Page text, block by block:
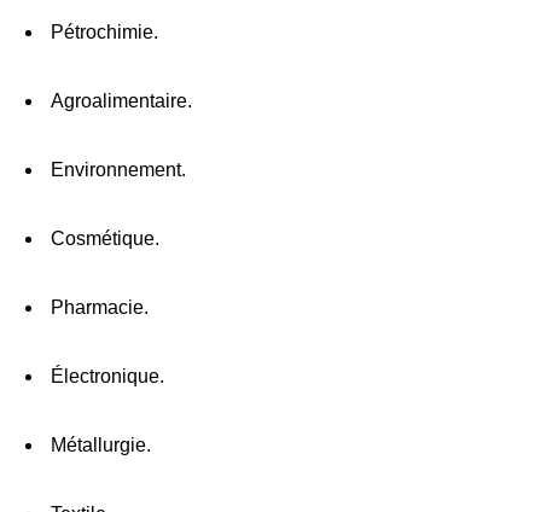
Pétrochimie.
Agroalimentaire.
Environnement.
Cosmétique.
Pharmacie.
Électronique.
Métallurgie.